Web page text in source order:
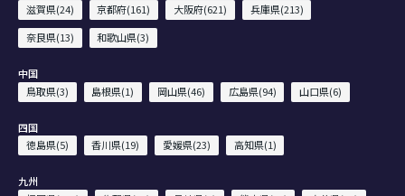
滋賀県(24)
京都府(161) 大阪府(621)
兵庫県(213)
奈良県(13)
和歌山県(3)
中国
鳥取県(3)
島根県(1) 岡山県(46) 広島県(94) 山口県(6)
四国
徳島県(5)
香川県(19) 愛媛県(23) 高知県(1)
九州